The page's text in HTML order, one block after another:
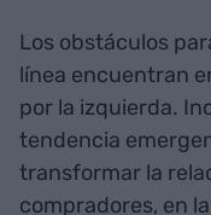
Los obstáculos
línea encuentran
por la izquierda.
tendencia
transformar la
compradores, en